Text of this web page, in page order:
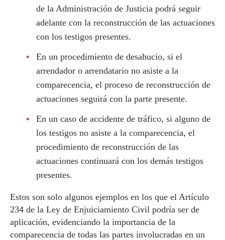
de la Administración de Justicia podrá seguir
adelante con la reconstrucción de las actuaciones
con los testigos presentes.
En un procedimiento de desahucio, si el
arrendador o arrendatario no asiste a la
comparecencia, el proceso de reconstrucción de
actuaciones seguirá con la parte presente.
En un caso de accidente de tráfico, si alguno de
los testigos no asiste a la comparecencia, el
procedimiento de reconstrucción de las
actuaciones continuará con los demás testigos
presentes.
Estos son solo algunos ejemplos en los que el Artículo
234 de la Ley de Enjuiciamiento Civil podría ser de
aplicación, evidenciando la importancia de la
comparecencia de todas las partes involucradas en un